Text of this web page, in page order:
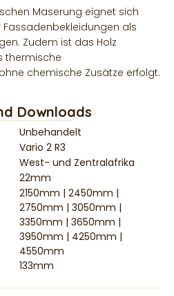
Maserung eignet sich
als
Zudem ist das Holz
thermische
chemische Zusätze erfolgt.
Downloads
Unbehandelt
Vario 2 R3
West- und Zentralafrika
22mm
2150mm | 2450mm |
2750mm | 3050mm |
3350mm | 3650mm |
3950mm | 4250mm |
4550mm
133mm